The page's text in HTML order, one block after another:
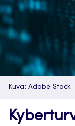
Kuva: Adobe Stock